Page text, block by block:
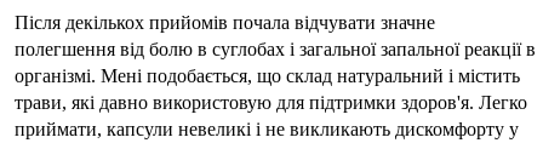
Після декількох прийомів почала відчувати значне
полегшення від болю в суглобах і загальної запальної реакції в
організмі. Мені подобається, що склад натуральний і містить
трави, які давно використовую для підтримки здоров'я. Легко
приймати, капсули невеликі і не викликають дискомфорту у